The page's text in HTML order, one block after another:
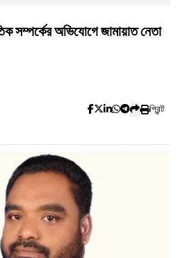
সম্পর্কের অভিযোগে জামায়াত নেতা
প্রিন্ট